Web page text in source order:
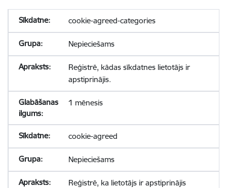
cookie-agreed-categories
Nepieciešams
Reģistrē, kādas sīkdatnes lietotājs ir
apstiprinājis.
1 mēnesis
cookie-agreed
Nepieciešams
Reģistrē, ka lietotājs ir apstiprinājis